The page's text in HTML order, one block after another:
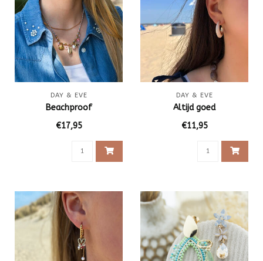
DAY & EVE
Beachproof
€17,95
DAY & EVE
Altijd goed
€11,95